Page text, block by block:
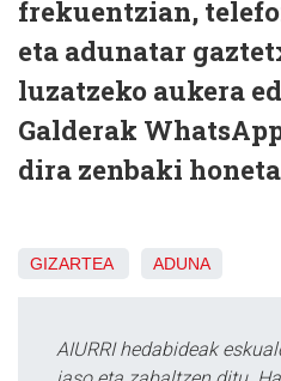
frekuentzian,
eta adunatar
luzatzeko aukera
Galderak
dira zenbaki
GIZARTEA ADUNA
AIURRI hedabideak